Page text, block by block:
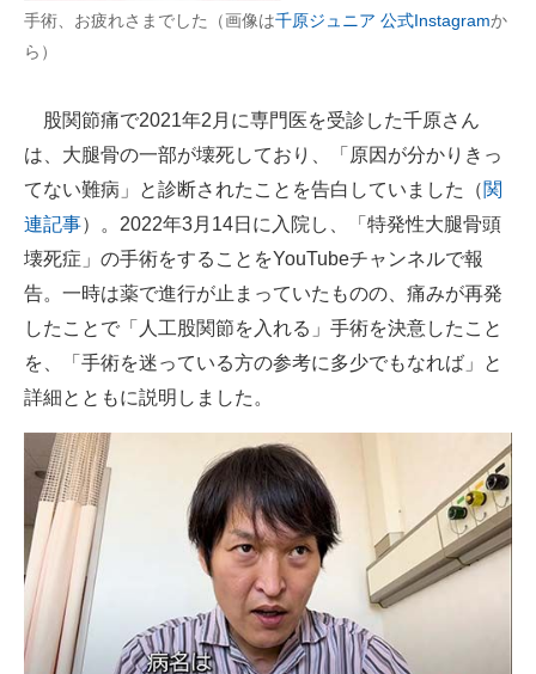
企業向けIT製品の総合サイト
モノづくり技術者専門サイト
電子設計の基本と応用
エネルギーの専門メディア
建設×テクノロジーの最前線
ちょっと気になるネットの話題
手術、お疲れさまでした（画像は千原ジュニア 公式Instagramか
ら）
股関節痛で2021年2月に専門医を受診した千原さん
は、大腿骨の一部が壊死しており、「原因が分かりきっ
てない難病」と診断されたことを告白していました（関
連記事）。2022年3月14日に入院し、「特発性大腿骨頭
壊死症」の手術をすることをYouTubeチャンネルで報
告。一時は薬で進行が止まっていたものの、痛みが再発
したことで「人工股関節を入れる」手術を決意したこと
を、「手術を迷っている方の参考に多少でもなれば」と
詳細とともに説明しました。